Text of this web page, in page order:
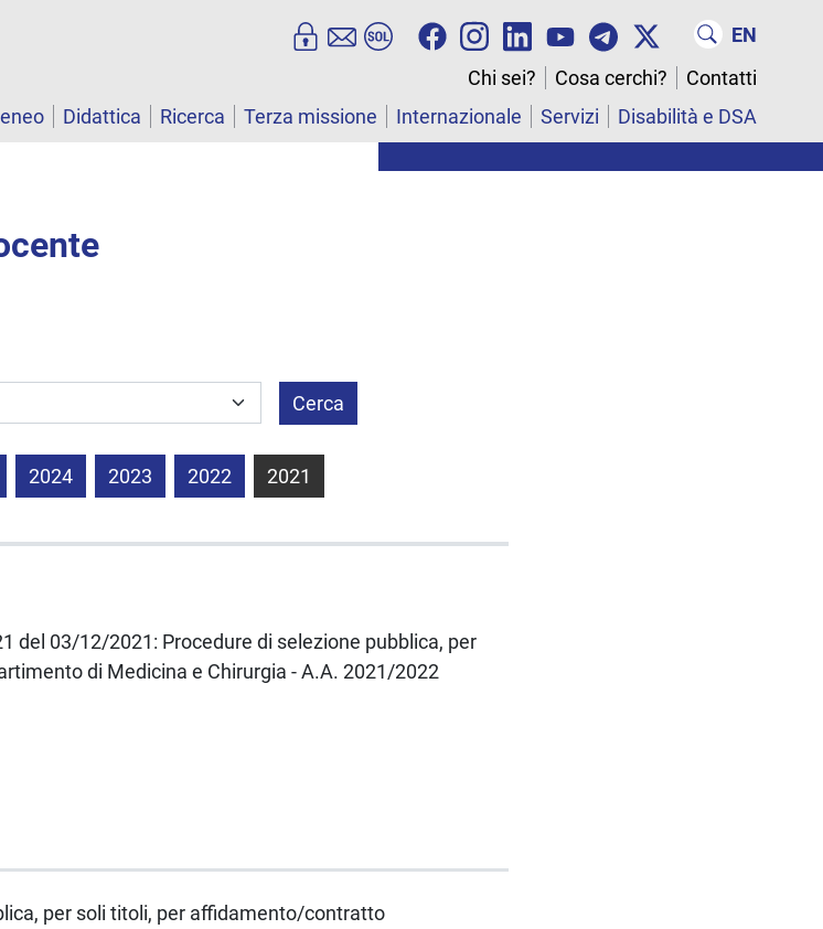
EN
Chi sei?
Cosa cerchi?
Contatti
Didattica Ricerca Terza missione Internazionale Servizi Disabilità e DSA
Cerca
2024 2023 2022 2021
del 03/12/2021: Procedure di selezione pubblica, per
di Medicina e Chirurgia - A.A. 2021/2022
per soli titoli, per affidamento/contratto